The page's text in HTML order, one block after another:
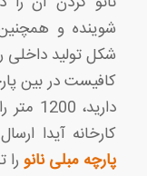
شوینده و
شکل تولید داخلی
کافیست در بین
کارخانه آیدا
پارچه مبلی نانورا